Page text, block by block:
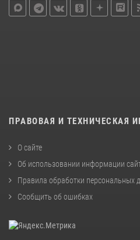
ПРАВОВАЯ И ТЕХНИЧЕСКАЯ
О сайте
Об использовании информации
Правила обработки персональных
Сообщить об ошибках